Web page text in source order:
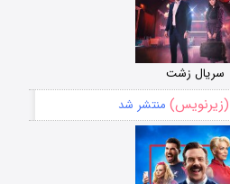
سریال زشت
منتشر شد